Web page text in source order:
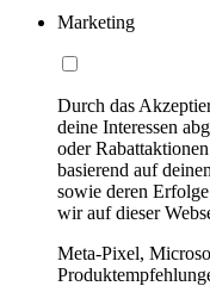
Marketing
Durch das
deine Interessen
oder
basierend auf
sowie deren
wir auf dieser
Meta-Pixel,